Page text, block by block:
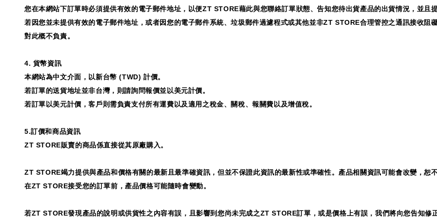
您在本網站下訂單時必須提供有效的電子郵件地址，以便ZT STORE藉此與您聯絡訂單狀態、告知您待出貨產品的出貨情況，並且
若因您並未提供有效的電子郵件地址，或者因您的電子郵件系統、垃圾郵件過濾程式或其他並非ZT STORE合理管控之通訊接收阻
對此概不負責。
4. 貨幣資訊
本網站為中文介面，以新台幣 (TWD)計價。
若訂單的送貨地址並非台灣，則請詢問報價並以美元計價。
若訂單以美元計價，客戶則需負責支付所有運費以及適用之稅金、關稅、報關費以及增值稅。
5.訂價和商品資訊
ZT STORE販賣的商品係直接從其原廠購入。
ZT STORE竭力提供與產品和價格有關的最新且最準確資訊，但並不保證此資訊的最新性或準確性。產品相關資訊可能會改變，恕不
在ZT STORE接受您的訂單前，產品價格可能隨時會變動。
若ZT STORE發現產品的說明或供貨性之內容有誤，且影響到您尚未完成之ZT STORE訂單，或是價格上有誤，我們將向您告知修